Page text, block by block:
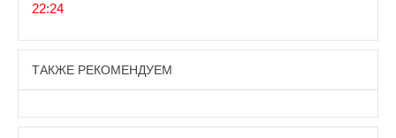
22:24
ТАКЖЕ РЕКОМЕНДУЕМ